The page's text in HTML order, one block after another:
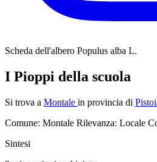
Scheda dell'albero Populus alba L.
I Pioppi della scuola
Si trova a Montale in provincia di
Comune: Montale Rilevanza: Locale
Sintesi